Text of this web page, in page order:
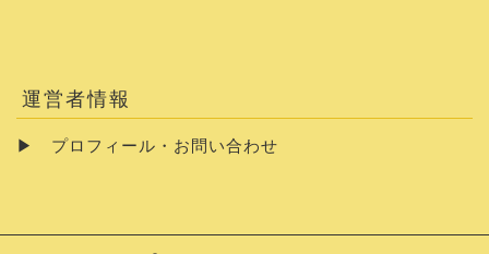
運営者情報
▶ プロフィール・お問い合わせ